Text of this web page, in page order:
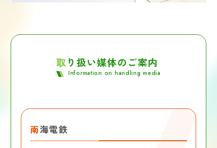
取り扱い媒体のご案内
Information on handling media
南海電鉄